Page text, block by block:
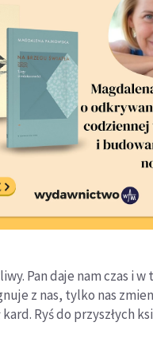
Pan daje nam czas i
z nas, tylko nas
Ryś do przyszłych